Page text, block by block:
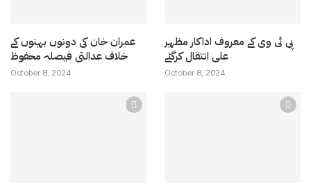
عمران خان کی دونوں بہنوں کے
خلاف عدالتی فیصلہ محفوظ
October 8, 2024
پی ٹی وی کے معروف اداکار مظہر
علی انتقال کرگئے
October 8, 2024